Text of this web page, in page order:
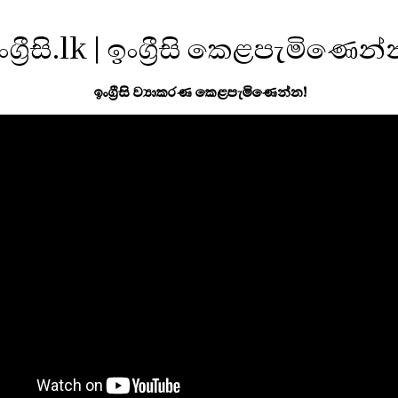
| ඉංග්‍රීසි
ඉංග්‍රීසි ව්‍යාකරණ කෙළපැමිණෙන්න!